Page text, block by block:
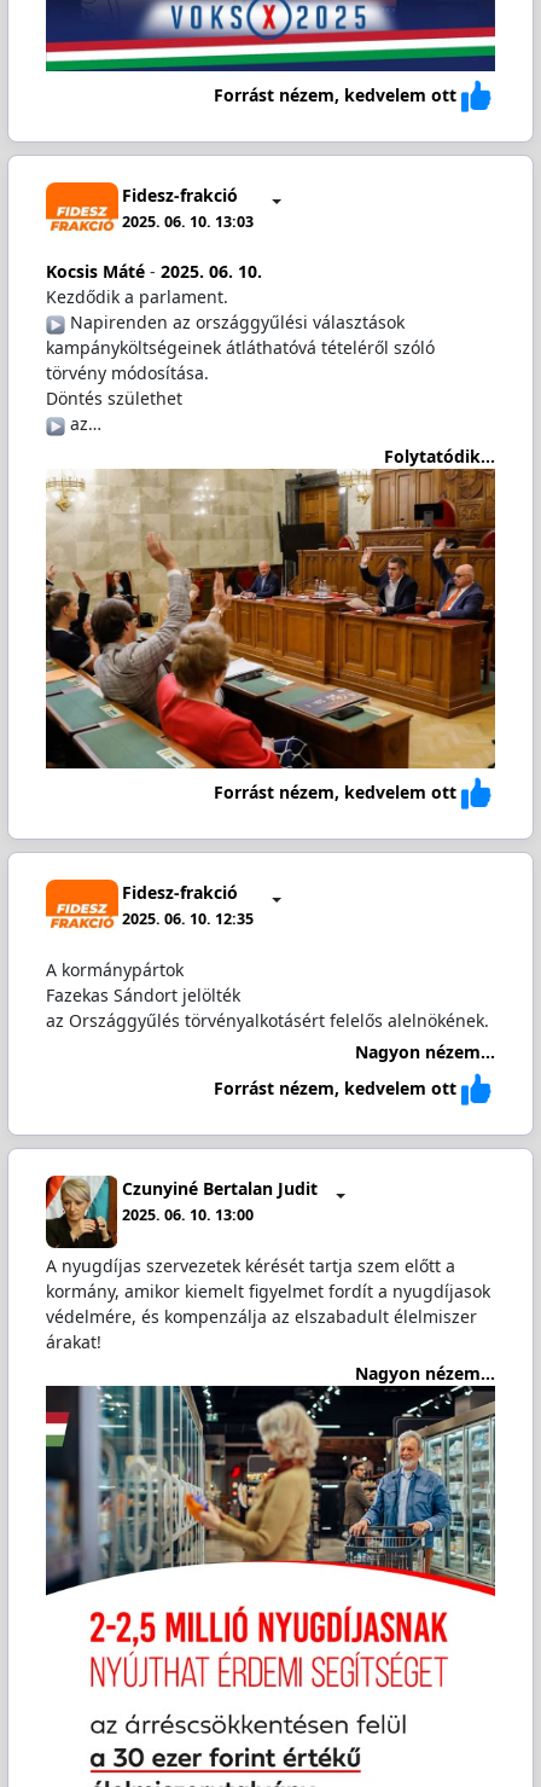
Forrást nézem, kedvelem ott
Fidesz-frakció
2025. 06. 10. 13:03
Kocsis Máté- 2025. 06. 10.
Kezdődik a parlament.
️ Napirenden az országgyűlési választások
kampányköltségeinek átláthatóvá tételéről szóló
törvény módosítása.
Döntés születhet
️ az…
Folytatódik...
Forrást nézem, kedvelem ott
Fidesz-frakció
2025. 06. 10. 12:35
A kormánypártok
Fazekas Sándort jelölték
az Országgyűlés törvényalkotásért felelős alelnökének.
Nagyon nézem...
Forrást nézem, kedvelem ott
Czunyiné Bertalan Judit
2025. 06. 10. 13:00
A nyugdíjas szervezetek kérését tartja szem előtt a
kormány, amikor kiemelt figyelmet fordít a nyugdíjasok
védelmére, és kompenzálja az elszabadult élelmiszer
árakat!
Nagyon nézem...